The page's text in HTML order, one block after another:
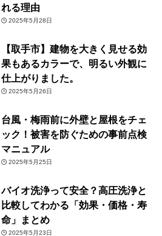
れる理由
2025年5月28日
【取手市】建物を大きく見せる効
果もあるカラーで、明るい外観に
仕上がりました。
2025年5月26日
台風・梅雨前に外壁と屋根をチェ
ック！被害を防ぐための事前点検
マニュアル
2025年5月25日
バイオ洗浄って安全？高圧洗浄と
比較してわかる「効果・価格・寿
命」まとめ
2025年5月23日